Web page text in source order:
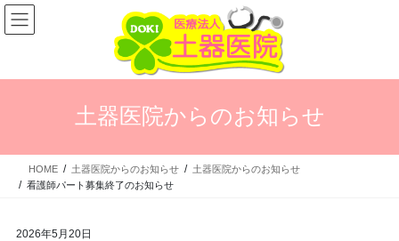
コ
ン
ナ
ビ
土器医院からのお知らせ
HOME 土器医院からのお知らせ
土器医院からのお知らせ
看護師パート募集終了のお知らせ
2026年5月20日